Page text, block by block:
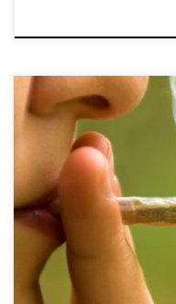
Magda Mielcarz
częściej widzieć ją na
ją miłe sytuacje. Pierwsza
kiedy […]